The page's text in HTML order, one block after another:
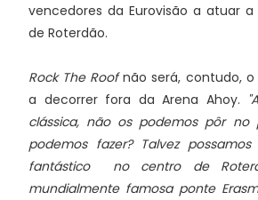
vencedores da Eurovisão a atuar
de Roterdão.
Rock The Roofnão será, contudo,
a decorrer fora da Arena Ahoy.
clássica, não os podemos pôr
podemos fazer? Talvez
fantástico no centro de
mundialmente famosa ponte